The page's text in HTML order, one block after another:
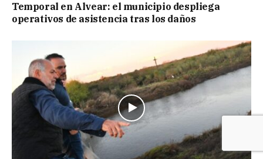
Temporal en Alvear: el municipio despliega
operativos de asistencia tras los daños